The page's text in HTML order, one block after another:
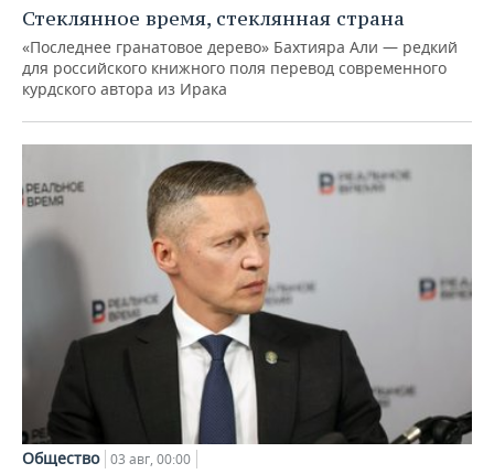
Стеклянное время, стеклянная страна
«Последнее гранатовое дерево» Бахтияра Али — редкий
для российского книжного поля перевод современного
курдского автора из Ирака
Общество 03 авг, 00:00